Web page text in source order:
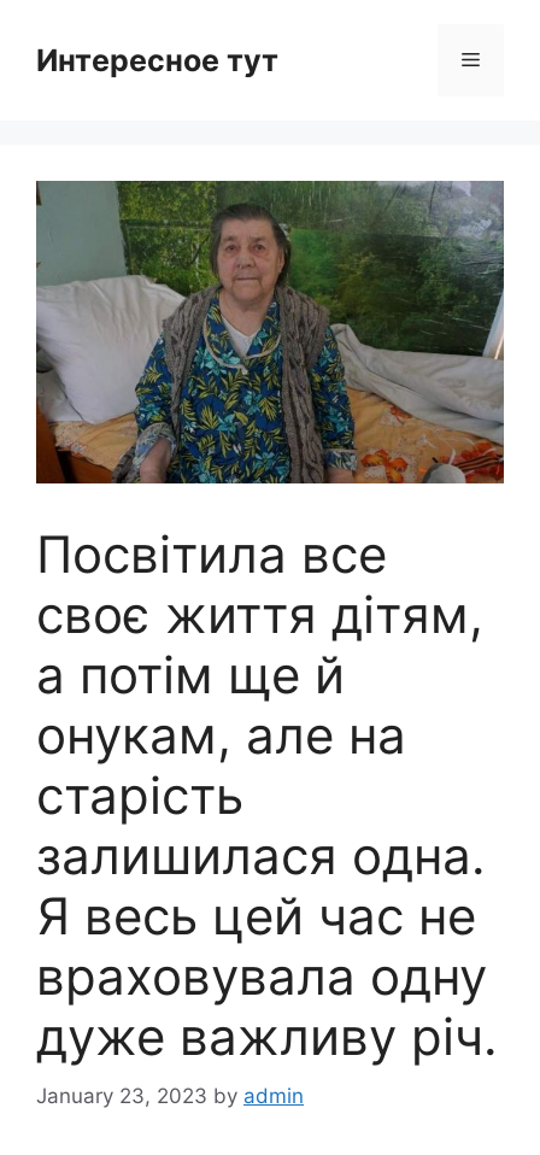
contentИнтересное тут Menu
Посвітила все
своє життя дітям,
а потім ще й
онукам, але на
старість
залишилася одна.
Я весь цей час не
враховувала одну
дуже важливу річ.
January 23, 2023 by admin